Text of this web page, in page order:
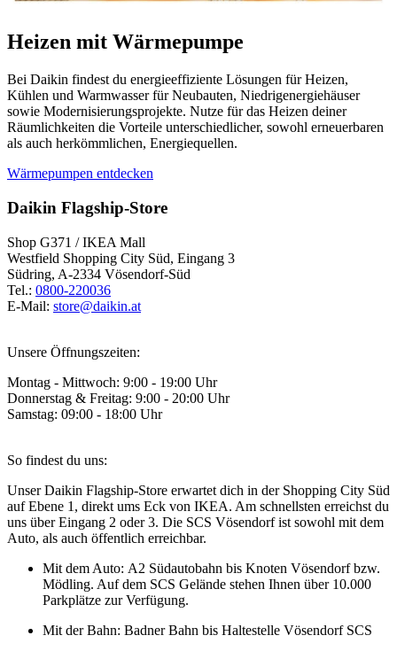
Heizen mit Wärmepumpe
Bei Daikin findest du energieeffiziente Lösungen für Heizen,
Kühlen und Warmwasser für Neubauten, Niedrigenergiehäuser
sowie Modernisierungsprojekte. Nutze für das Heizen deiner
Räumlichkeiten die Vorteile unterschiedlicher, sowohl erneuerbaren
als auch herkömmlichen, Energiequellen.
Wärmepumpen entdecken
Daikin Flagship-Store
Shop G371 / IKEA Mall
Westfield Shopping City Süd, Eingang 3
Südring, A-2334 Vösendorf-Süd
Tel.: 0800-220036
E-Mail: store@daikin.at
Unsere Öffnungszeiten:
Montag - Mittwoch: 9:00 - 19:00 Uhr
Donnerstag & Freitag: 9:00 - 20:00 Uhr
Samstag: 09:00 - 18:00 Uhr
So findest du uns:
Unser Daikin Flagship-Store erwartet dich in der Shopping City Süd
auf Ebene 1, direkt ums Eck von IKEA. Am schnellsten erreichst du
uns über Eingang 2 oder 3. Die SCS Vösendorf ist sowohl mit dem
Auto, als auch öffentlich erreichbar.
Mit dem Auto: A2 Südautobahn bis Knoten Vösendorf bzw.
Mödling. Auf dem SCS Gelände stehen Ihnen über 10.000
Parkplätze zur Verfügung.
Mit der Bahn: Badner Bahn bis Haltestelle Vösendorf SCS